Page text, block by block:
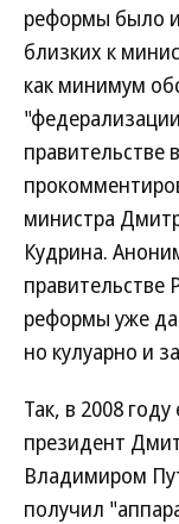
реформы было
близких к
как минимум
правительстве
министра
Кудрина.
правительстве
реформы уже
но кулуарно и
Так, в 2008
президент
Владимиром
получил